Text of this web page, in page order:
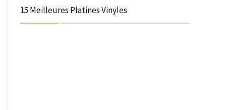
15 Meilleures Platines Vinyles